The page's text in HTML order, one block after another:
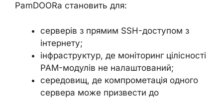
PamDOORa становить для:
серверів з прямим SSH-доступом з
інтернету;
інфраструктур, де моніторинг цілісності
PAM-модулів не налаштований;
середовищ, де компрометація одного
сервера може призвести до